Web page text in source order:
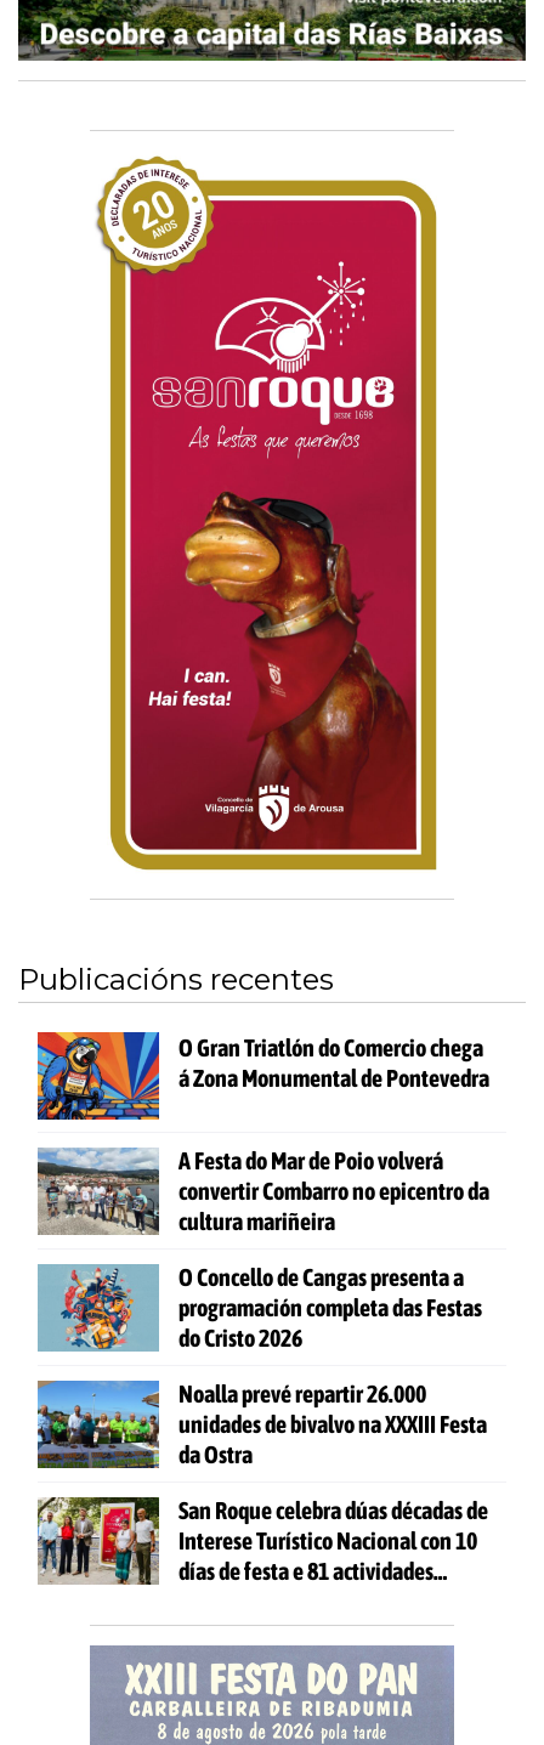
Publicacións recentes
O Gran Triatlón do Comercio chega
á Zona Monumental de Pontevedra
A Festa do Mar de Poio volverá
convertir Combarro no epicentro da
cultura mariñeira
O Concello de Cangas presenta a
programación completa das Festas
do Cristo 2026
Noalla prevé repartir 26.000
unidades de bivalvo na XXXIII Festa
da Ostra
San Roque celebra dúas décadas de
Interese Turístico Nacional con 10
días de festa e 81 actividades